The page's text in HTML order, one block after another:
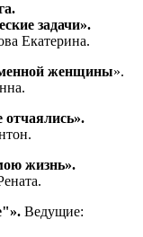
задачи».
Екатерина.
женщины».
жизнь».
Ведущие: